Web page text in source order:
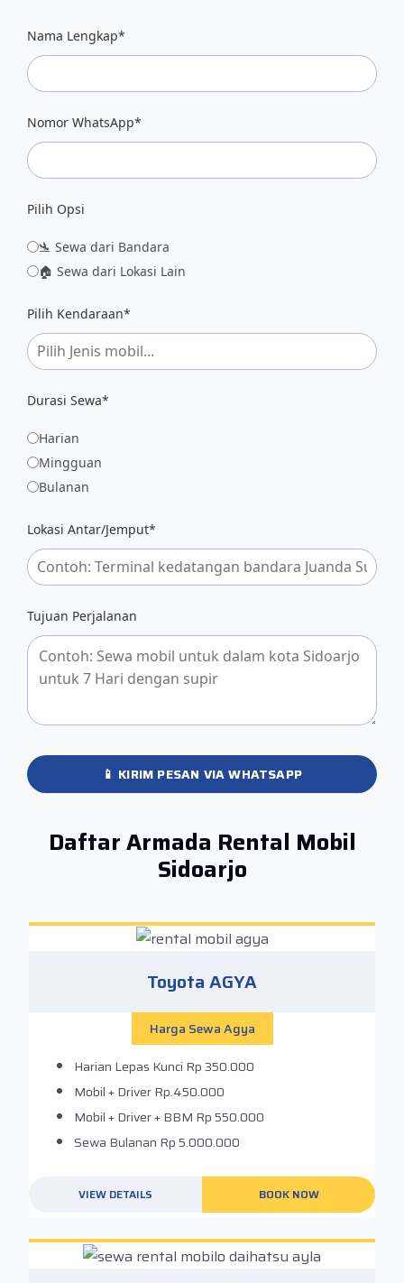
Nama Lengkap*
Nomor WhatsApp*
Pilih Opsi
🛬 Sewa dari Bandara
🏠 Sewa dari Lokasi Lain
Pilih Kendaraan*
Durasi Sewa*
Harian
Mingguan
Bulanan
Lokasi Antar/Jemput*
Tujuan Perjalanan
📱 KIRIM PESAN VIA WHATSAPP
Daftar Armada Rental Mobil
Sidoarjo
Toyota AGYA
Harga Sewa Agya
Harian Lepas Kunci Rp 350.000
Mobil + DriverRp.450.000
Mobil + Driver + BBM Rp 550.000
Sewa Bulanan Rp 5.000.000
VIEW DETAILS BOOK NOW